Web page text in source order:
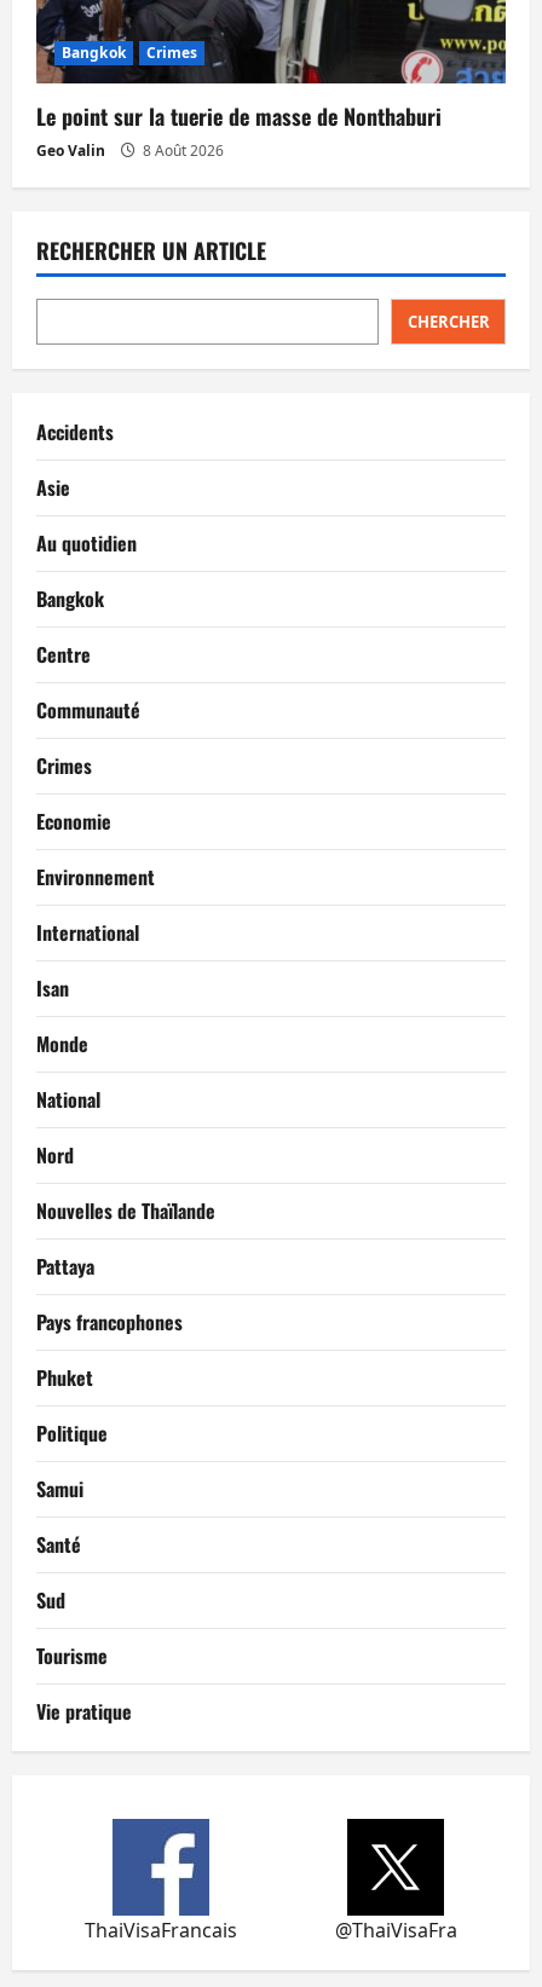
Bangkok Crimes
Le point sur la tuerie de masse de Nonthaburi
Geo Valin 8 Août 2026
RECHERCHER UN ARTICLE
CHERCHER
Accidents
Asie
Au quotidien
Bangkok
Centre
Communauté
Crimes
Economie
Environnement
International
Isan
Monde
National
Nord
Nouvelles de Thaïlande
Pattaya
Pays francophones
Phuket
Politique
Samui
Santé
Sud
Tourisme
Vie pratique
ThaiVisaFrancais @ThaiVisaFra